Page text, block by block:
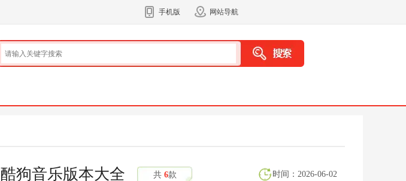
手机版 网站导航
酷狗音乐版本大全 共 6款 时间：2026-06-02